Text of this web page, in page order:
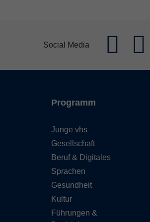
Social Media
Programm
Junge vhs
Gesellschaft
Beruf & Digitales
Sprachen
Gesundheit
Kultur
Führungen &